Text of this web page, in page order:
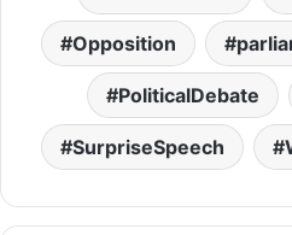
Opposition
PoliticalDebate
SurpriseSpeech